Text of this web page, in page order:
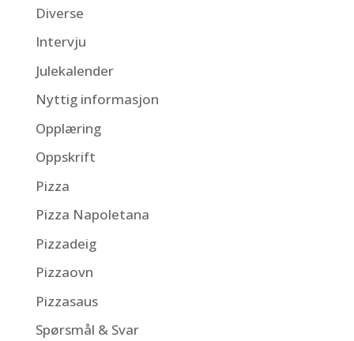
Diverse
Intervju
Julekalender
Nyttig informasjon
Opplæring
Oppskrift
Pizza
Pizza Napoletana
Pizzadeig
Pizzaovn
Pizzasaus
Spørsmål & Svar